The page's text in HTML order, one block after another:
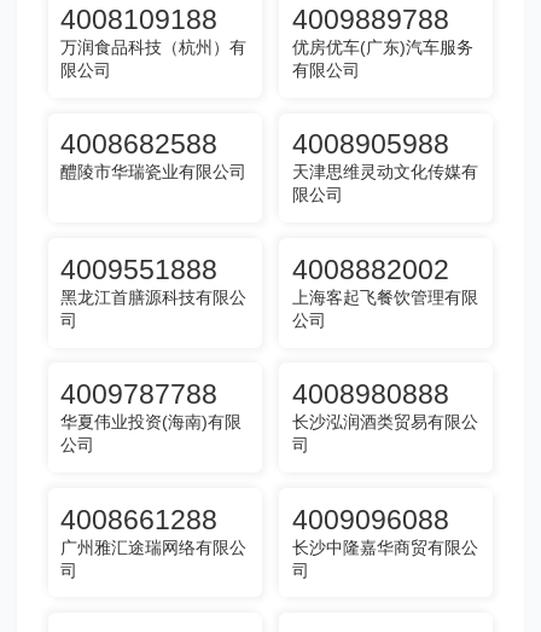
4008109188
万润食品科技（杭州）有
限公司
4009889788
优房优车(广东)汽车服务
有限公司
4008682588
醴陵市华瑞瓷业有限公司
4008905988
天津思维灵动文化传媒有
限公司
4009551888
黑龙江首膳源科技有限公
司
4008882002
上海客起飞餐饮管理有限
公司
4009787788
华夏伟业投资(海南)有限
公司
4008980888
长沙泓润酒类贸易有限公
司
4008661288
广州雅汇途瑞网络有限公
司
4009096088
长沙中隆嘉华商贸有限公
司